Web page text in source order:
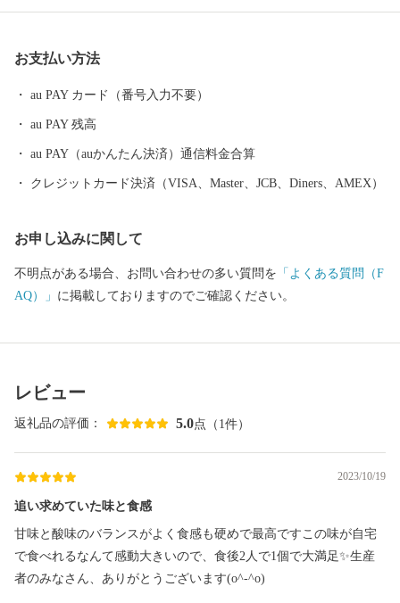
日食べるご飯だからこそ美味しく安全なお米を召し上がってくだ
で、清らかな水で育てられた酒米を使った清酒は辛党の方でなく
ても納得の大変美味しいお酒が目白押しです。 日本酒党なら是非
とも飲んでいただきたい全国的な銘柄のお酒もご準備しておりま
のほかにも、二百年もの歴史のある醸造さんが作る味噌や醤油な
申し上げます。 会
津坂下町長 古 川 庄 平
お支払い方法
au PAY カード（番号入力不要）
au PAY 残高
au PAY（auかんたん決済）通信料金合算
クレジットカード決済（VISA、Master、JCB、Diners、AMEX）
お申し込みに関して
不明点がある場合、お問い合わせの多い質問を 「よくある質問（F
AQ）」 に掲載しておりますのでご確認ください。
レビュー
返礼品の評価： 5.0点（1件）
2023/10/19
追い求めていた味と食感
甘味と酸味のバランスがよく食感も硬めで最高ですこの味が自宅
で食べれるなんて感動大きいので、食後2人で1個で大満足✨生産
者のみなさん、ありがとうございます(o^-^o)